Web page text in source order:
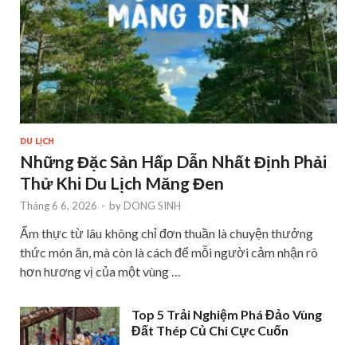
DU LỊCH
Những Đặc Sản Hấp Dẫn Nhất Định Phải
Thử Khi Du Lịch Măng Đen
Tháng 6 6, 2026 - by DONG SINH
Ẩm thực từ lâu không chỉ đơn thuần là chuyện thưởng
thức món ăn, mà còn là cách để mỗi người cảm nhận rõ
hơn hương vị của một vùng …
Top 5 Trải Nghiệm Phá Đảo Vùng
Đất Thép Củ Chi Cực Cuốn